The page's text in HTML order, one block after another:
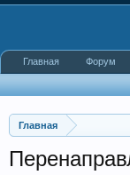
Главная
Главная Форум